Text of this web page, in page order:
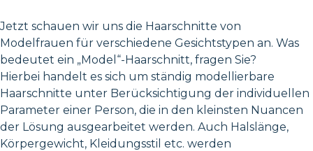
Jetzt schauen wir uns die Haarschnitte von
Modelfrauen für verschiedene Gesichtstypen an. Was
bedeutet ein „Model“-Haarschnitt, fragen Sie?
Hierbei handelt es sich um ständig modellierbare
Haarschnitte unter Berücksichtigung der individuellen
Parameter einer Person, die in den kleinsten Nuancen
der Lösung ausgearbeitet werden. Auch Halslänge,
Körpergewicht, Kleidungsstil etc. werden